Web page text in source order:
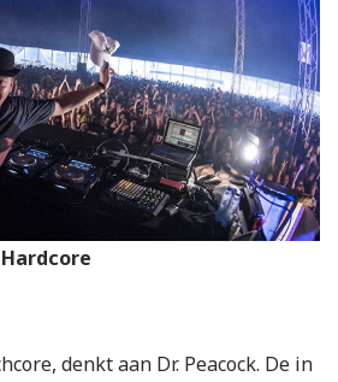
denkt aan Dr. Peacock. De in